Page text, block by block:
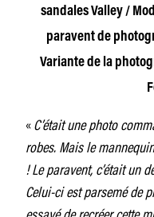
sandales Valley /
paravent de
Variante de la
«C’était une photo
robes. Mais le
! Le paravent, c’était un
Celui-ci est parsemé de
essayé de recréer cette